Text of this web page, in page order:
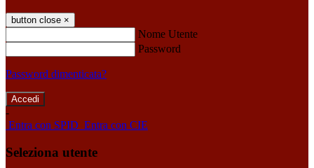
button close ×
Nome Utente
Password
Password dimenticata?
-
Entra con SPID Entra con CIE
Seleziona utente